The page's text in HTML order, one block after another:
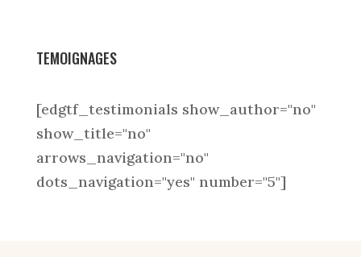
TEMOIGNAGES
[edgtf_testimonials show_author="no"
show_title="no"
arrows_navigation="no"
dots_navigation="yes" number="5"]